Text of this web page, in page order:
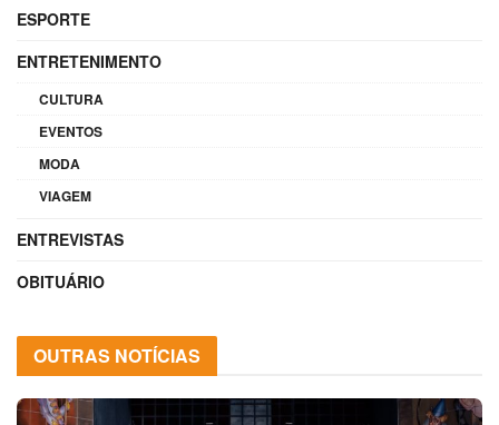
ESPORTE
ENTRETENIMENTO
CULTURA
EVENTOS
MODA
VIAGEM
ENTREVISTAS
OBITUÁRIO
OUTRAS NOTÍCIAS